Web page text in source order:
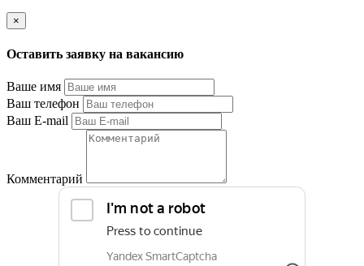
×
Оставить заявку на вакансию
Ваше имя
Ваш телефон
Ваш E-mail
Комментарий